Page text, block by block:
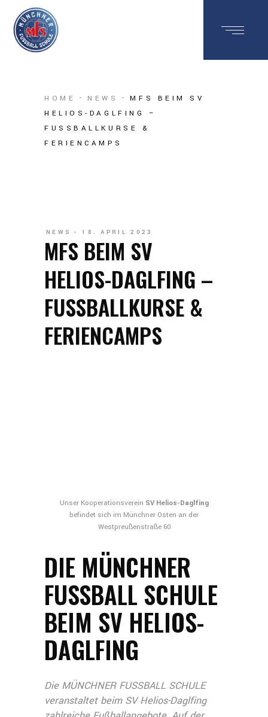
HOME NEWS
MFS BEIM SV
HELIOS-DAGLFING –
FUSSBALLKURSE & F
ERIENCAMPS
NEWS 18. APRIL 2023
MFS BEIM SV
HELIOS-DAGLFING –
FUSSBALLKURSE & F
ERIENCAMPS
Unser Kooperationsverein SV Helios-Daglfing
befindet sich im Münchner Osten an der
Westpreußenstraße 60
DIE MÜNCHNER
FUSSBALL SCHULE
BEIM SV HELIOS-
DAGLFING
Die MÜNCHNER FUSSBALL SCHULE
veranstaltet beim SV Helios-Daglfing